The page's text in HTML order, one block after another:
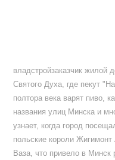
владстройзаказчик жилой
Святого Духа, где пекут
полтора века варят пиво,
названия улиц Минска и
узнает, когда город
польские короли
Ваза, что привело в Минск